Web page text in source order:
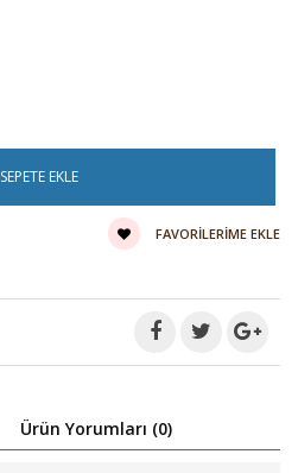
SEPETE EKLE
FAVORILERIME EKLE
Ürün Yorumları (0)